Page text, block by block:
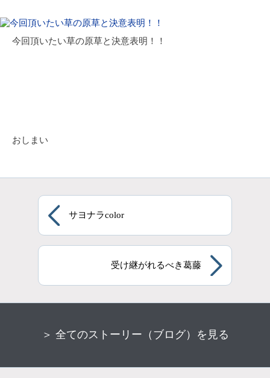
今回頂いたい草の原草と決意表明！！
おしまい
サヨナラcolor
受け継がれるべき葛藤
＞ 全てのストーリー（ブログ）を見る